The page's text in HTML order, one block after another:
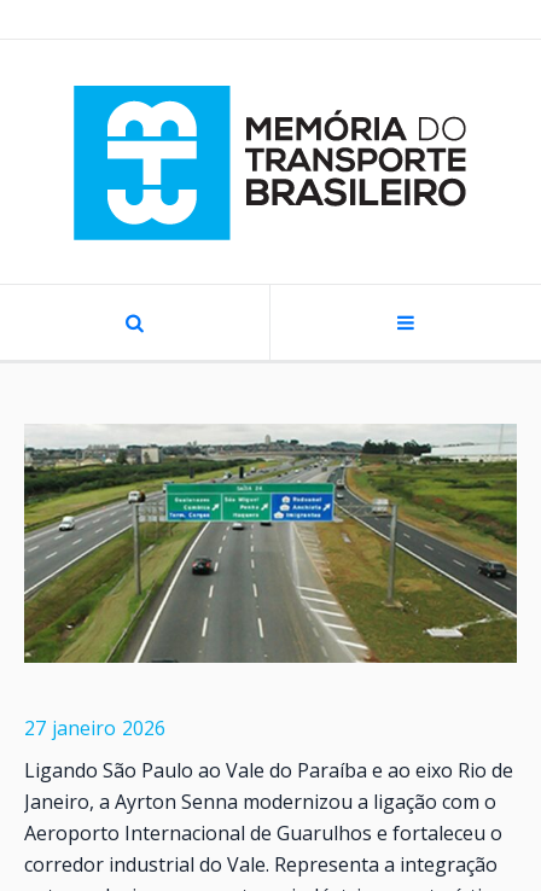
27 janeiro 2026
Ligando São Paulo ao Vale do Paraíba e ao eixo Rio de
Janeiro, a Ayrton Senna modernizou a ligação com o
Aeroporto Internacional de Guarulhos e fortaleceu o
corredor industrial do Vale. Representa a integração